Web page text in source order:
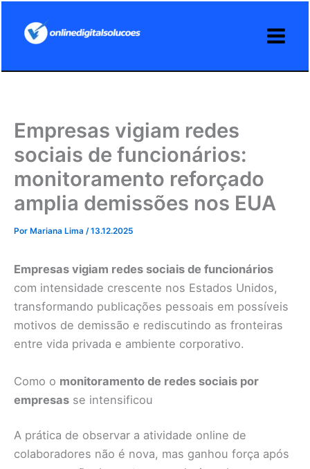
Empresas vigiam redes
sociais de funcionários:
monitoramento reforçado
amplia demissões nos EUA
Por Mariana Lima /13.12.2025
Empresas vigiam redes sociais de funcionários
com intensidade crescente nos Estados Unidos,
transformando publicações pessoais em possíveis
motivos de demissão e rediscutindo as fronteiras
entre vida privada e ambiente corporativo.
Como o monitoramento de redes sociais por
empresas se intensificou
A prática de observar a atividade online de
colaboradores não é nova, mas ganhou força após